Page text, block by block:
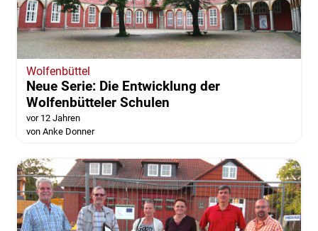
Wolfenbüttel
Neue Serie: Die Entwicklung der
Wolfenbütteler Schulen
vor 12 Jahren
von Anke Donner